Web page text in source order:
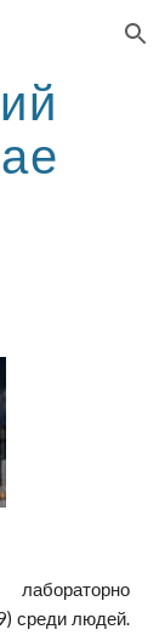
Skip to navigation
среди людей.